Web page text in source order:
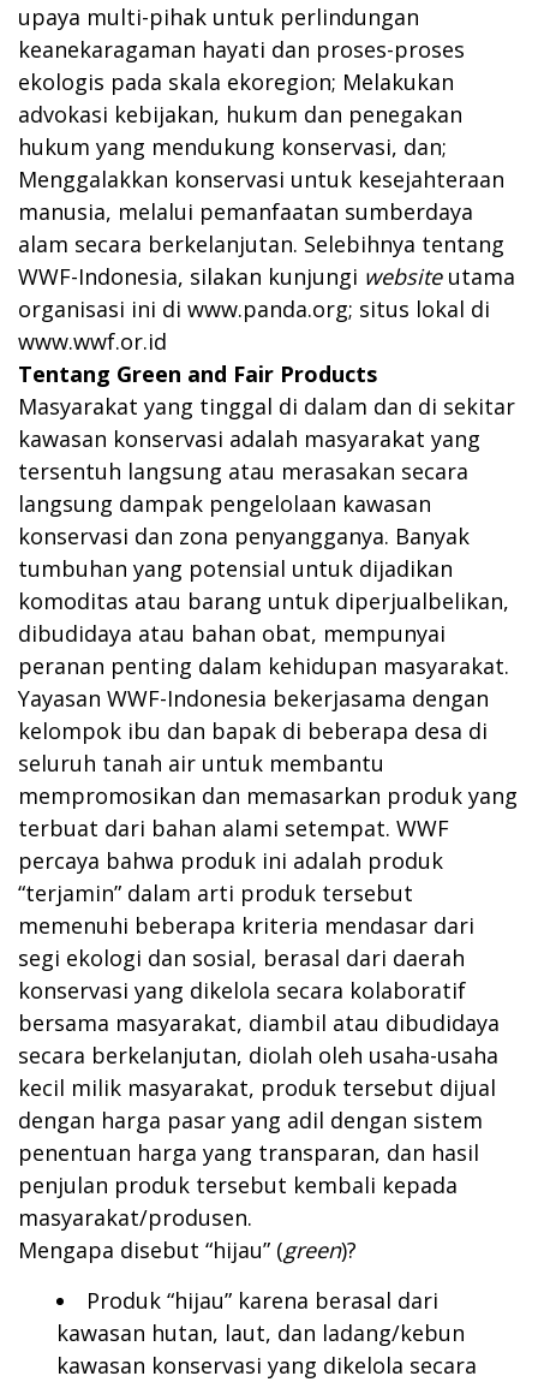
upaya multi-pihak untuk perlindungan
keanekaragaman hayati dan proses-proses
ekologis pada skala ekoregion; Melakukan
advokasi kebijakan, hukum dan penegakan
hukum yang mendukung konservasi, dan;
Menggalakkan konservasi untuk kesejahteraan
manusia, melalui pemanfaatan sumberdaya
alam secara berkelanjutan. Selebihnya tentang
WWF-Indonesia, silakan kunjungi websiteutama
organisasi ini di www.panda.org; situs lokal di
www.wwf.or.id
Tentang Green and Fair Products
Masyarakat yang tinggal di dalam dan di sekitar
kawasan konservasi adalah masyarakat yang
tersentuh langsung atau merasakan secara
langsung dampak pengelolaan kawasan
konservasi dan zona penyangganya. Banyak
tumbuhan yang potensial untuk dijadikan
komoditas atau barang untuk diperjualbelikan,
dibudidaya atau bahan obat, mempunyai
peranan penting dalam kehidupan masyarakat.
Yayasan WWF-Indonesia bekerjasama dengan
kelompok ibu dan bapak di beberapa desa di
seluruh tanah air untuk membantu
mempromosikan dan memasarkan produk yang
terbuat dari bahan alami setempat. WWF
percaya bahwa produk ini adalah produk
“terjamin” dalam arti produk tersebut
memenuhi beberapa kriteria mendasar dari
segi ekologi dan sosial, berasal dari daerah
konservasi yang dikelola secara kolaboratif
bersama masyarakat, diambil atau dibudidaya
secara berkelanjutan, diolah oleh usaha-usaha
kecil milik masyarakat, produk tersebut dijual
dengan harga pasar yang adil dengan sistem
penentuan harga yang transparan, dan hasil
penjulan produk tersebut kembali kepada
masyarakat/produsen.
Mengapa disebut “hijau” (green)?
Produk “hijau” karena berasal dari
kawasan hutan, laut, dan ladang/kebun
kawasan konservasi yang dikelola secara